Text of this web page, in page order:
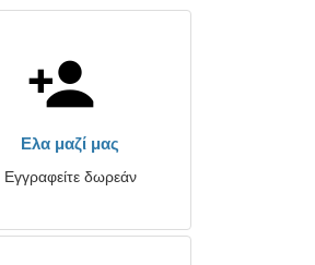
Ελα μαζί μας
Εγγραφείτε δωρεάν